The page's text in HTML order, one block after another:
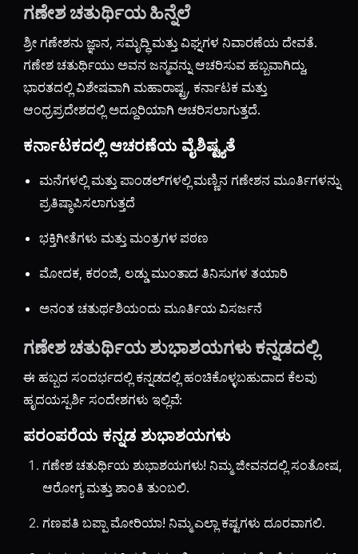
ಗಣೇಶ ಚತುರ್ಥಿಯ ಹಿನ್ನೆಲೆ
ಶ್ರೀ ಗಣೇಶನು ಜ್ಞಾನ, ಸಮೃದ್ಧಿ ಮತ್ತು ವಿಘ್ನಗಳ ನಿವಾರಣೆಯ ದೇವತೆ.
ಗಣೇಶ ಚತುರ್ಥಿಯು ಅವನ ಜನ್ಮವನ್ನು ಆಚರಿಸುವ ಹಬ್ಬವಾಗಿದ್ದು,
ಭಾರತದಲ್ಲಿ ವಿಶೇಷವಾಗಿ ಮಹಾರಾಷ್ಟ್ರ, ಕರ್ನಾಟಕ ಮತ್ತು
ಆಂಧ್ರಪ್ರದೇಶದಲ್ಲಿ ಅದ್ದೂರಿಯಾಗಿ ಆಚರಿಸಲಾಗುತ್ತದೆ.
ಕರ್ನಾಟಕದಲ್ಲಿ ಆಚರಣೆಯ ವೈಶಿಷ್ಟ್ಯತೆ
ಮನೆಗಳಲ್ಲಿ ಮತ್ತು ಪಾಂಡಲ್‌ಗಳಲ್ಲಿ ಮಣ್ಣಿನ ಗಣೇಶನ ಮೂರ್ತಿಗಳನ್ನು
ಪ್ರತಿಷ್ಠಾಪಿಸಲಾಗುತ್ತದೆ
ಭಕ್ತಿಗೀತೆಗಳು ಮತ್ತು ಮಂತ್ರಗಳ ಪಠಣ
ಮೋದಕ, ಕರಂಜಿ, ಲಡ್ಡು ಮುಂತಾದ ತಿನಿಸುಗಳ ತಯಾರಿ
ಅನಂತ ಚತುರ್ಥಶಿಯಂದು ಮೂರ್ತಿಯ ವಿಸರ್ಜನೆ
ಗಣೇಶ ಚತುರ್ಥಿಯ ಶುಭಾಶಯಗಳು ಕನ್ನಡದಲ್ಲಿ
ಈ ಹಬ್ಬದ ಸಂದರ್ಭದಲ್ಲಿ ಕನ್ನಡದಲ್ಲಿ ಹಂಚಿಕೊಳ್ಳಬಹುದಾದ ಕೆಲವು
ಹೃದಯಸ್ಪರ್ಶಿ ಸಂದೇಶಗಳು ಇಲ್ಲಿವೆ:
ಪರಂಪರೆಯ ಕನ್ನಡ ಶುಭಾಶಯಗಳು
ಗಣೇಶ ಚತುರ್ಥಿಯ ಶುಭಾಶಯಗಳು! ನಿಮ್ಮ ಜೀವನದಲ್ಲಿ ಸಂತೋಷ,
ಆರೋಗ್ಯ ಮತ್ತು ಶಾಂತಿ ತುಂಬಲಿ.
ಗಣಪತಿ ಬಪ್ಪಾ ಮೋರಿಯಾ! ನಿಮ್ಮ ಎಲ್ಲಾ ಕಷ್ಟಗಳು ದೂರವಾಗಲಿ.